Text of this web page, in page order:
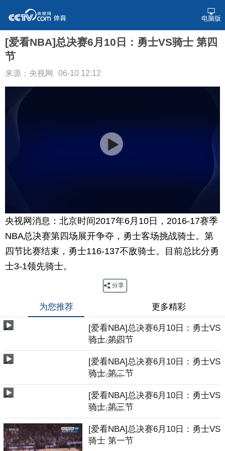
电脑版
[爱看NBA]总决赛6月10日：勇士VS骑士 第四
节
来源：央视网 06-10 12:12
央视网消息：北京时间2017年6月10日，2016-17赛季
NBA总决赛第四场展开争夺，勇士客场挑战骑士。第
四节比赛结束，勇士116-137不敌骑士。目前总比分勇
士3-1领先骑士。
分享
为您推荐 更多精彩
[爱看NBA]总决赛6月10日：勇士VS
骑士 第四节
2017-06-10
[爱看NBA]总决赛6月10日：勇士VS
骑士 第二节
2017-06-10
[爱看NBA]总决赛6月10日：勇士VS
骑士 第三节
2017-06-10
[爱看NBA]总决赛6月10日：勇士VS
骑士 第一节